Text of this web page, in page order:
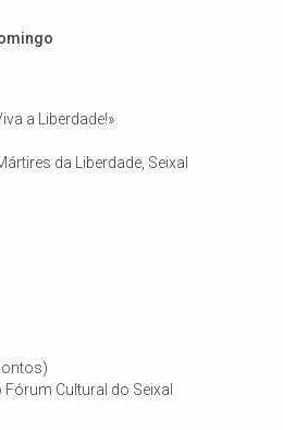
a Liberdade!»
da Liberdade, Seixal
Cultural do Seixal